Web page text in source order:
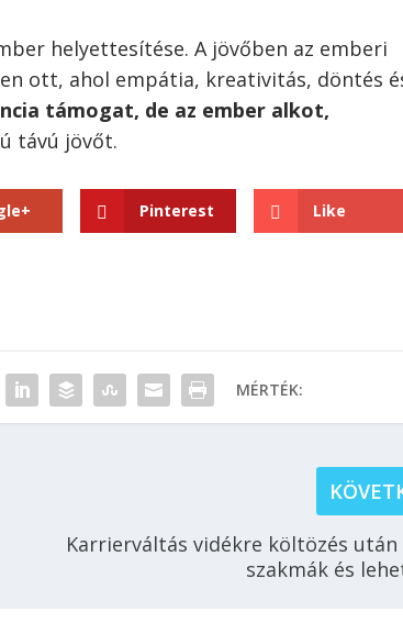
helyettesítése. A jövőben az emberi
ott, ahol empátia, kreativitás, döntés
támogat, de az ember alkot,
távú jövőt.
Pinterest Like
MÉRTÉK:
Karrierváltás vidékre költözés után
szakmák és